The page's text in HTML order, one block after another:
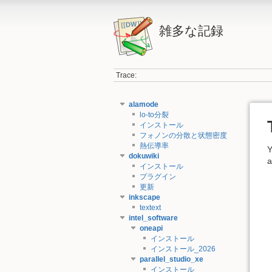
雑多な記録
Trace:
alamode
lo-to分裂
インストール
フォノンの分散と状態密度
熱伝導率
dokuwiki
インストール
プラグイン
更新
inkscape
textext
intel_software
oneapi
インストール
インストール_2026
parallel_studio_xe
インストール